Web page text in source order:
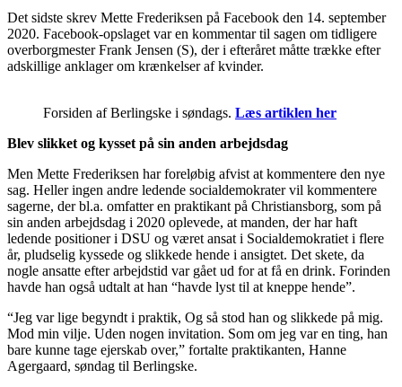
Det sidste skrev Mette Frederiksen på Facebook den 14. september
2020. Facebook-opslaget var en kommentar til sagen om tidligere
overborgmester Frank Jensen (S), der i efteråret måtte trække efter
adskillige anklager om krænkelser af kvinder.
Forsiden af Berlingske i søndags. Læs artiklen her
Blev slikket og kysset på sin anden arbejdsdag
Men Mette Frederiksen har foreløbig afvist at kommentere den nye
sag. Heller ingen andre ledende socialdemokrater vil kommentere
sagerne, der bl.a. omfatter en praktikant på Christiansborg, som på
sin anden arbejdsdag i 2020 oplevede, at manden, der har haft
ledende positioner i DSU og været ansat i Socialdemokratiet i flere
år, pludselig kyssede og slikkede hende i ansigtet. Det skete, da
nogle ansatte efter arbejdstid var gået ud for at få en drink. Forinden
havde han også udtalt at han “havde lyst til at kneppe hende”.
“Jeg var lige begyndt i praktik, Og så stod han og slikkede på mig.
Mod min vilje. Uden nogen invitation. Som om jeg var en ting, han
bare kunne tage ejerskab over,” fortalte praktikanten, Hanne
Agergaard, søndag til Berlingske.